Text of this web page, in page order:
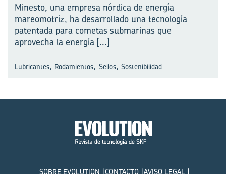
Minesto, una empresa nórdica de energía
mareomotriz, ha desarrollado una tecnología
pa⁠tentada para cometas submarinas que
aprovecha la energía [...]
Lubricantes, Rodamientos, Sellos, Sostenibilidad
SOBRE EVOLUTION CONTACTO AVISO LEGAL